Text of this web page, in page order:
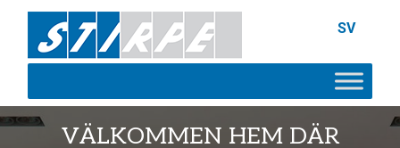
SV
VÄLKOMMEN HEM DÄR